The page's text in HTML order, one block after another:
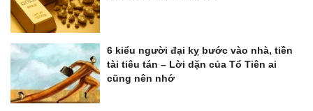
6 kiểu người đại kỵ bước vào nhà, tiền
tài tiêu tán – Lời dặn của Tổ Tiên ai
cũng nên nhớ